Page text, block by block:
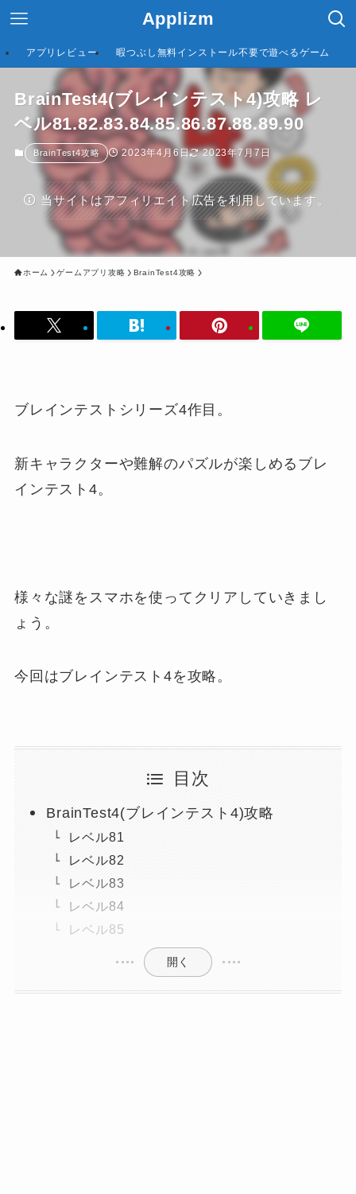
Applizm
アプリレビュー 暇つぶし無料インストール不要で遊べるゲーム
BrainTest4(ブレインテスト4)攻略 レ
ベル81.82.83.84.85.86.87.88.89.90
BrainTest4攻略 2023年4月6日 2023年7月7日
当サイトはアフィリエイト広告を利用しています。
ホーム ゲームアプリ攻略 BrainTest4攻略
ブレインテストシリーズ4作目。
新キャラクターや難解のパズルが楽しめるブレ
インテスト4。
様々な謎をスマホを使ってクリアしていきまし
ょう。
今回はブレインテスト4を攻略。
目次
BrainTest4(ブレインテスト4)攻略
レベル81
レベル82
レベル83
レベル84
レベル85
開く